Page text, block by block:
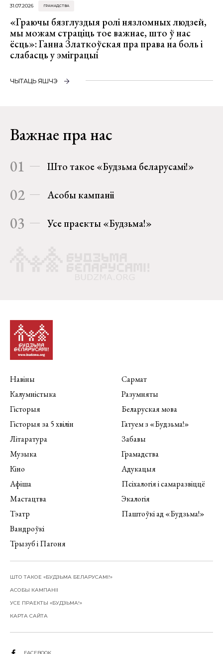
31.07.2026 ГРАМАДСТВА
«Граючы бязглуздыя ролі нязломных людзей,
мы можам страціць тое важнае, што ў нас
ёсць»: Ганна Златкоўская пра права на боль і
слабасць у эміграцыі
ЧЫТАЦЬ ЯШЧЭ
Важнае пра нас
01 Што такое «Будзьма беларусамі!»
02 Асобы кампаніі
03 Усе праекты «Будзьма!»
Навіны
Калумністыка
Гісторыя
Гісторыя за 5 хвілін
Літаратура
Музыка
Кіно
Афіша
Мастацтва
Тэатр
Вандроўкі
Трызуб і Пагоня
Сармат
Разумняты
Беларуская мова
Гатуем з «Будзьма!»
Забавы
Грамадства
Адукацыя
Псіхалогія і самаразвіццё
Экалогія
Паштоўкі ад «Будзьма!»
ШТО ТАКОЕ «БУДЗЬМА БЕЛАРУСАМІ!»
АСОБЫ КАМПАНІІ
УСЕ ПРАЕКТЫ «БУДЗЬМА!»
КАРТА САЙТА
FACEBOOK